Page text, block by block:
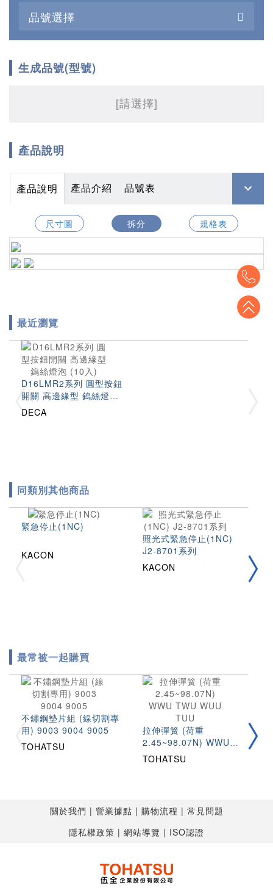
品號選擇
生成品號(型號)
[請選擇]
產品說明
產品說明 產品介紹 品號表
尺寸圖 拆分 規格表
最近瀏覽
D16LMR2系列 圓型按鈕
開關 高邊緣型 鎢絲燈泡
(10入)
DECA
同類別其他商品
緊急停止(1NC)
KACON
照光式緊急停止(1NC)
J2-8701系列
KACON
最常被一起購買
不鏽鋼墊片組 (線切割專
用) 9003 9004 9005
TOHATSU
拉伸彈簧 (荷重
2.45~98.07N) WWU
TWU WUU TUU
TOHATSU
關於我們 營業據點 購物流程
常見問題
隱私權政策
網站導覽 ISO認證